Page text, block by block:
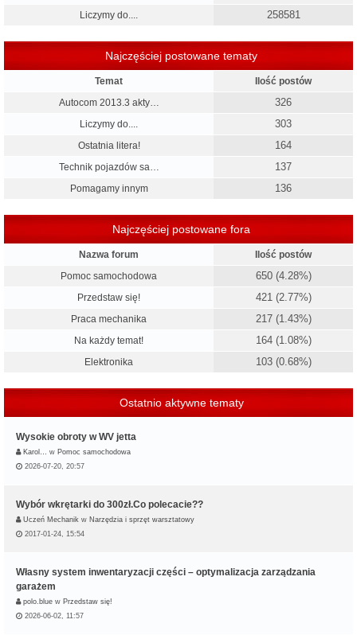
Liczymy do.... 258581
Najczęściej postowane tematy
Temat
Ilość postów
Autocom 2013.3 akty…
326
Liczymy do.... 303
Ostatnia litera! 164
Technik pojazdów sa… 137
Pomagamy innym 136
Najczęściej postowane fora
Nazwa forum
Ilość postów
Pomoc samochodowa
650 (4.28%)
Przedstaw się! 421 (2.77%)
Praca mechanika 217 (1.43%)
Na każdy temat! 164 (1.08%)
Elektronika 103 (0.68%)
Ostatnio aktywne tematy
Wysokie obroty w WV jetta
Karol… w Pomoc samochodowa
2026-07-20, 20:57
Wybór wkrętarki do 300zł.Co polecacie??
Uczeń Mechanik w Narzędzia i sprzęt warsztatowy
2017-01-24, 15:54
Własny system inwentaryzacji części – optymalizacja zarządzania
garażem
polo.blue w Przedstaw się!
2026-06-02, 11:57